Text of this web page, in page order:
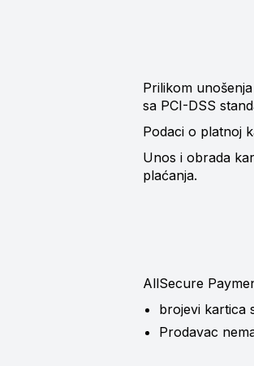
Prilikom
sa PCI-DSS
Podaci o platnoj
Unos i obrada
plaćanja.
AllSecure
brojevi kartica
Prodavac